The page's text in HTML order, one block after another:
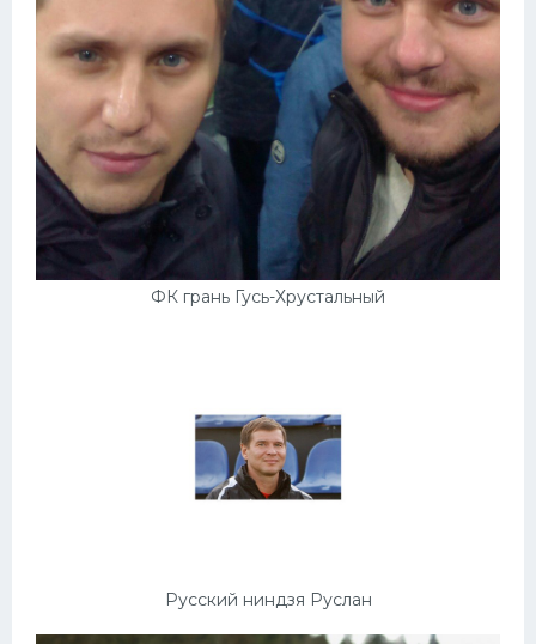
ФК грань Гусь-Хрустальный
Русский ниндзя Руслан